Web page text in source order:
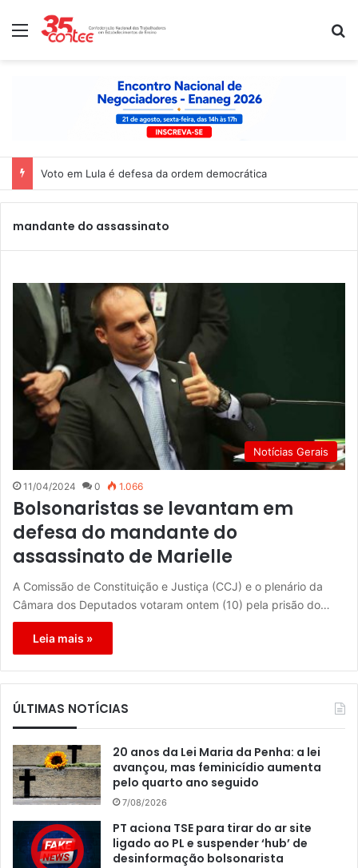
Menu
Voto em Lula é defesa da ordem democrática
mandante do assassinato
Notícias Gerais
11/04/2024 0 1.066
Bolsonaristas se levantam em
defesa do mandante do
assassinato de Marielle
A Comissão de Constituição e Justiça (CCJ) e o plenário da
Câmara dos Deputados votaram ontem (10) pela prisão do…
Leia mais »
ÚLTIMAS NOTÍCIAS
20 anos da Lei Maria da Penha: a lei
avançou, mas feminicídio aumenta
pelo quarto ano seguido
7/08/2026
PT aciona TSE para tirar do ar site
ligado ao PL e suspender ‘hub’ de
desinformação bolsonarista